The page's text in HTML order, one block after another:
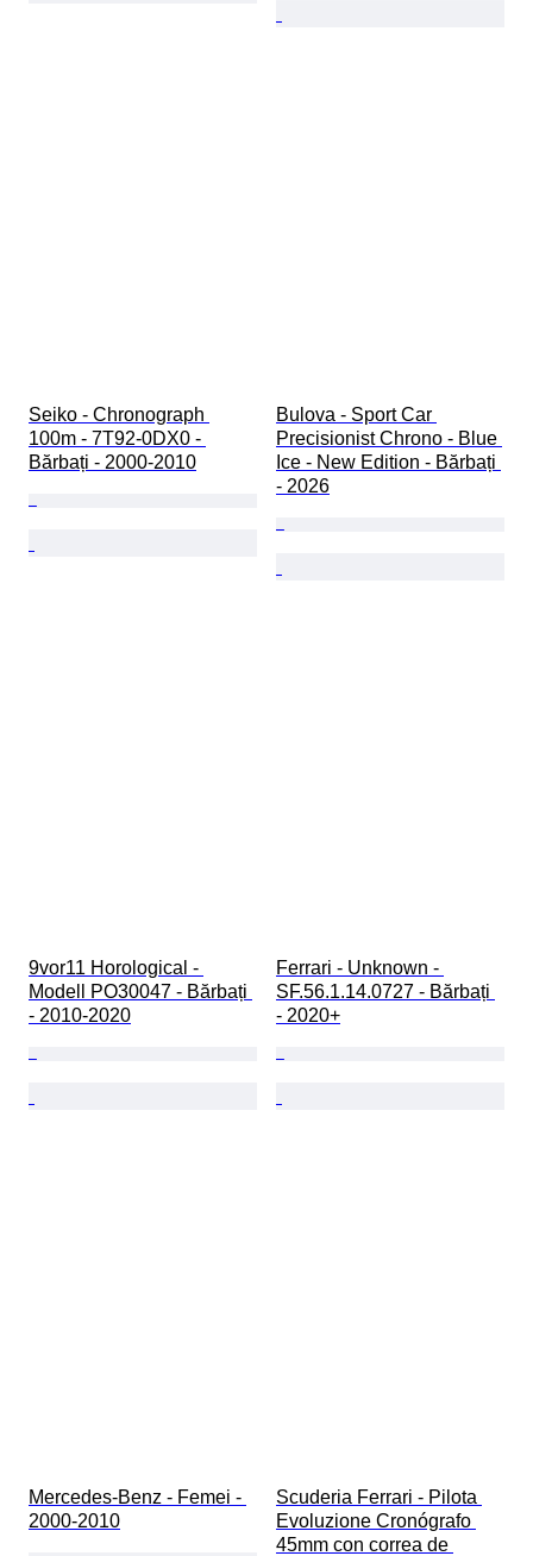
Seiko - Chronograph
100m - 7T92-0DX0 -
Bărbați - 2000-2010
Bulova - Sport Car
Precisionist Chrono - Blue
Ice - New Edition - Bărbați
- 2026
9vor11 Horological -
Modell PO30047 - Bărbați
- 2010-2020
Ferrari - Unknown -
SF.56.1.14.0727 - Bărbați
- 2020+
Mercedes-Benz - Femei -
2000-2010
Scuderia Ferrari - Pilota
Evoluzione Cronógrafo
45mm con correa de